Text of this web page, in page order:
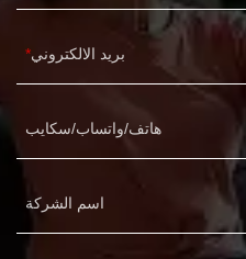
بريد الالكتروني
هاتف/واتساب/سكايب
اسم الشركة